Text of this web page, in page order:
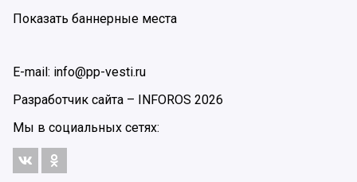
Показать баннерные места
E-mail: info@pp-vesti.ru
Разработчик сайта –
INFOROS 2026
Мы в социальных сетях: